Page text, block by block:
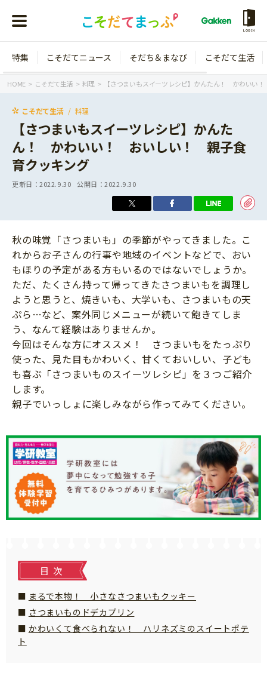
LOGIN
年齢から探す
3歳
年中
年長
小学1年生
小学2年生
小学3年生
小学4年生
小学5年生
小学6年生
イベント
ニュース
そだち＆まなび
ワーク・ドリル
幼稚園・保育園
小学校
科学・プログラミング
教育・学習
絵本・読み聞かせ
読書感想文
本・読書
運動・あそび・ゲーム
英語
習い事
こそだて生活
住まい
ファッション・美容
行事・イベント
トラブル
親子でいっしょに
おでかけ
家族
料理
マネー
こそだてマンガ
特集 こそだてニュース そだち＆まなび こそだて生活
HOME こそだて生活 料理 【さつまいもスイーツレシピ】かんたん！ かわい
こそだて生活 料理
【さつまいもスイーツレシピ】かんた
ん！ かわいい！ おいしい！ 親子食
育クッキング
更新日：2022.9.30 公開日：2022.9.30
秋の味覚「さつまいも」の季節がやってきました。こ
れからお子さんの行事や地域のイベントなどで、おい
もほりの予定がある方もいるのではないでしょうか。
ただ、たくさん持って帰ってきたさつまいもを調理し
ようと思うと、焼きいも、大学いも、さつまいもの天
ぷら…など、案外同じメニューが続いて飽きてしま
う、なんて経験はありませんか。
今回はそんな方にオススメ！ さつまいもをたっぷり
使った、見た目もかわいく、甘くておいしい、子ども
も喜ぶ「さつまいものスイーツレシピ」を３つご紹介
します。
親子でいっしょに楽しみながら作ってみてください。
目次
まるで本物！ 小さなさつまいもクッキー
さつまいものドデカプリン
かわいくて食べられない！ ハリネズミのスイートポテ
ト